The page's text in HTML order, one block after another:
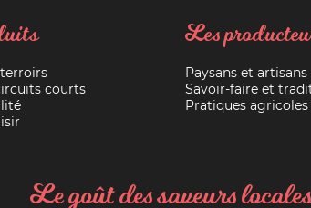
courts
Les
Paysans et
Savoir-faire et
Pratiques
Le goût des saveurs